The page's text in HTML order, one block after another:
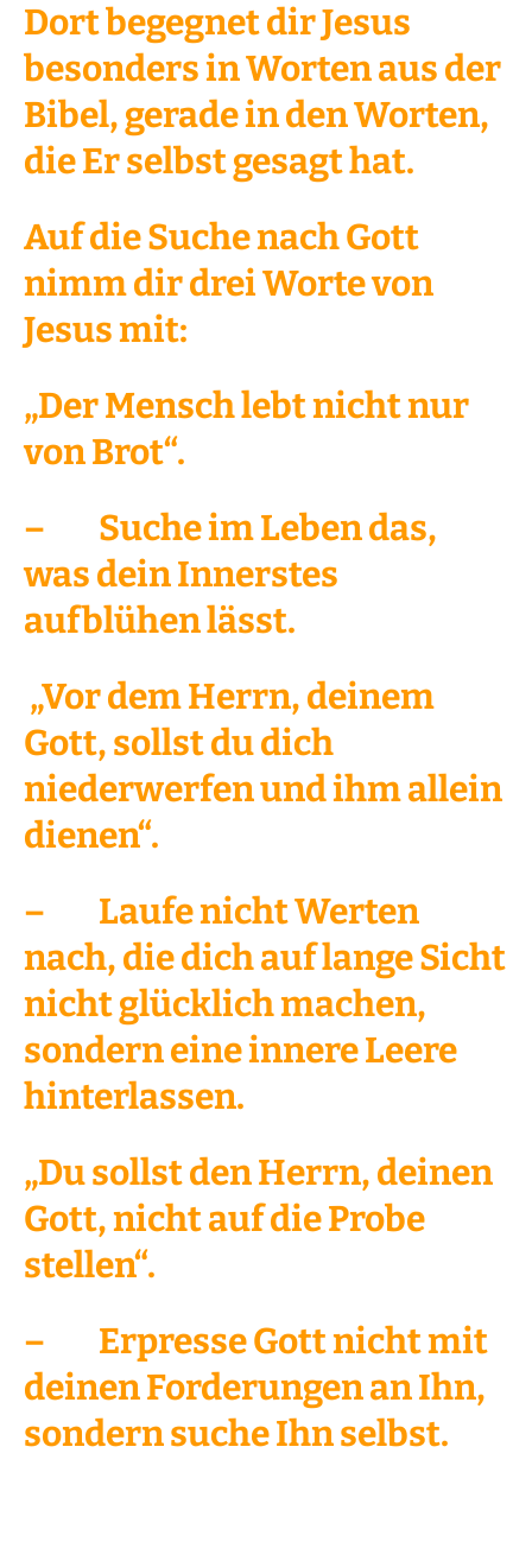
Dort begegnet dir Jesus
besonders in Worten aus der
Bibel, gerade in den Worten,
die Er selbst gesagt hat.
Auf die Suche nach Gott
nimm dir drei Worte von
Jesus mit:
„Der Mensch lebt nicht nur
von Brot“.
– Suche im Leben das,
was dein Innerstes
aufblühen lässt.
„Vor dem Herrn, deinem
Gott, sollst du dich
niederwerfen und ihm allein
dienen“.
– Laufe nicht Werten
nach, die dich auf lange Sicht
nicht glücklich machen,
sondern eine innere Leere
hinterlassen.
„Du sollst den Herrn, deinen
Gott, nicht auf die Probe
stellen“.
– Erpresse Gott nicht mit
deinen Forderungen an Ihn,
sondern suche Ihn selbst.